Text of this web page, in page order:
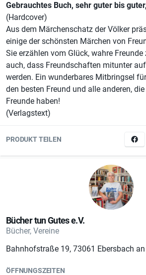
Gebrauchtes Buch, sehr guter bis
(Hardcover)
Aus dem Märchenschatz der Völker
einige der schönsten Märchen von
Sie erzählen vom Glück, wahre Freunde
auch, dass Freundschaften mitunter
werden. Ein wunderbares Mitbringsel
den besten Freund und alle anderen,
Freunde haben!
(Verlagstext)
PRODUKT TEILEN
Bücher tun Gutes e.V.
Bücher, Vereine
Bahnhofstraße 19, 73061 Ebersbach
ÖFFNUNGSZEITEN